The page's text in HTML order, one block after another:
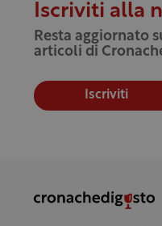
Iscriviti alla
Resta aggiornato
articoli di
Iscriviti